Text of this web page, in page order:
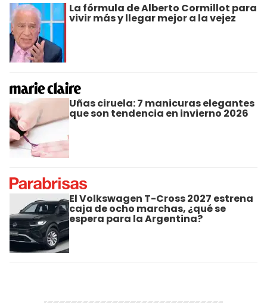
La fórmula de Alberto Cormillot para
vivir más y llegar mejor a la vejez
Uñas ciruela: 7 manicuras elegantes
que son tendencia en invierno 2026
El Volkswagen T-Cross 2027 estrena
caja de ocho marchas, ¿qué se
espera para la Argentina?